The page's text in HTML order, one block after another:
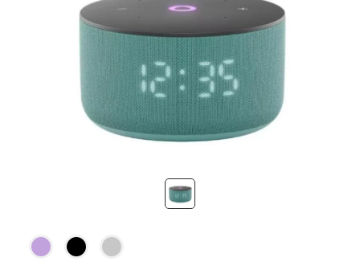
Вакансии
Помощь
Гарантия
Оплата частями
Подарочные сертификаты